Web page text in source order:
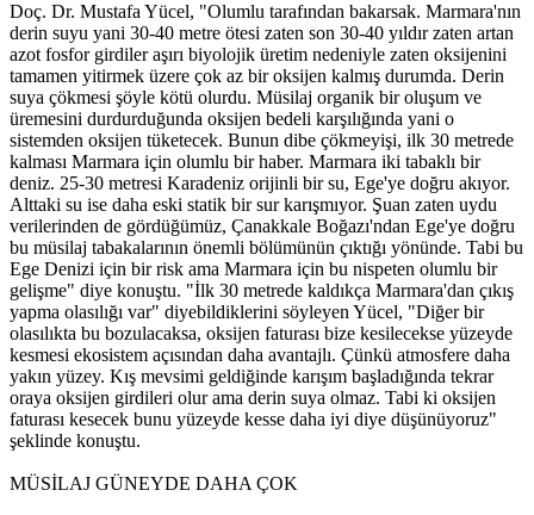
Doç. Dr. Mustafa Yücel, "Olumlu tarafından bakarsak. Marmara'nın
derin suyu yani 30-40 metre ötesi zaten son 30-40 yıldır zaten artan
azot fosfor girdiler aşırı biyolojik üretim nedeniyle zaten oksijenini
tamamen yitirmek üzere çok az bir oksijen kalmış durumda. Derin
suya çökmesi şöyle kötü olurdu. Müsilaj organik bir oluşum ve
üremesini durdurduğunda oksijen bedeli karşılığında yani o
sistemden oksijen tüketecek. Bunun dibe çökmeyişi, ilk 30 metrede
kalması Marmara için olumlu bir haber. Marmara iki tabaklı bir
deniz. 25-30 metresi Karadeniz orijinli bir su, Ege'ye doğru akıyor.
Alttaki su ise daha eski statik bir sur karışmıyor. Şuan zaten uydu
verilerinden de gördüğümüz, Çanakkale Boğazı'ndan Ege'ye doğru
bu müsilaj tabakalarının önemli bölümünün çıktığı yönünde. Tabi bu
Ege Denizi için bir risk ama Marmara için bu nispeten olumlu bir
gelişme" diye konuştu. "İlk 30 metrede kaldıkça Marmara'dan çıkış
yapma olasılığı var" diyebildiklerini söyleyen Yücel, "Diğer bir
olasılıkta bu bozulacaksa, oksijen faturası bize kesilecekse yüzeyde
kesmesi ekosistem açısından daha avantajlı. Çünkü atmosfere daha
yakın yüzey. Kış mevsimi geldiğinde karışım başladığında tekrar
oraya oksijen girdileri olur ama derin suya olmaz. Tabi ki oksijen
faturası kesecek bunu yüzeyde kesse daha iyi diye düşünüyoruz"
şeklinde konuştu.
MÜSİLAJ GÜNEYDE DAHA ÇOK